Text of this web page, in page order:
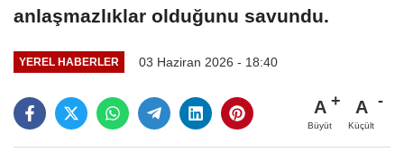
anlaşmazlıklar olduğunu savundu.
YEREL HABERLER 03 Haziran 2026 - 18:40
A
Büyüt
A
Küçült